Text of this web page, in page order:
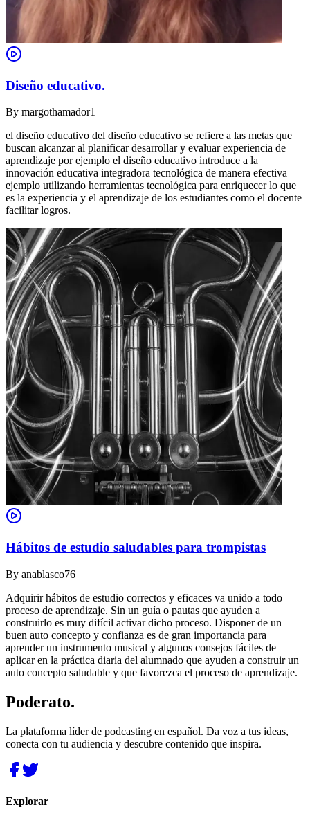
Diseño educativo.
By margothamador1
el diseño educativo del diseño educativo se refiere a las metas que
buscan alcanzar al planificar desarrollar y evaluar experiencia de
aprendizaje por ejemplo el diseño educativo introduce a la
innovación educativa integradora tecnológica de manera efectiva
ejemplo utilizando herramientas tecnológica para enriquecer lo que
es la experiencia y el aprendizaje de los estudiantes como el docente
facilitar logros.
Hábitos de estudio saludables para trompistas
By anablasco76
Adquirir hábitos de estudio correctos y eficaces va unido a todo
proceso de aprendizaje. Sin un guía o pautas que ayuden a
construirlo es muy difícil activar dicho proceso. Disponer de un
buen auto concepto y confianza es de gran importancia para
aprender un instrumento musical y algunos consejos fáciles de
aplicar en la práctica diaria del alumnado que ayuden a construir un
auto concepto saludable y que favorezca el proceso de aprendizaje.
Poderato.
La plataforma líder de podcasting en español. Da voz a tus ideas,
conecta con tu audiencia y descubre contenido que inspira.
Explorar